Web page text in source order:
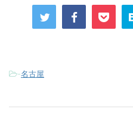
-名古屋